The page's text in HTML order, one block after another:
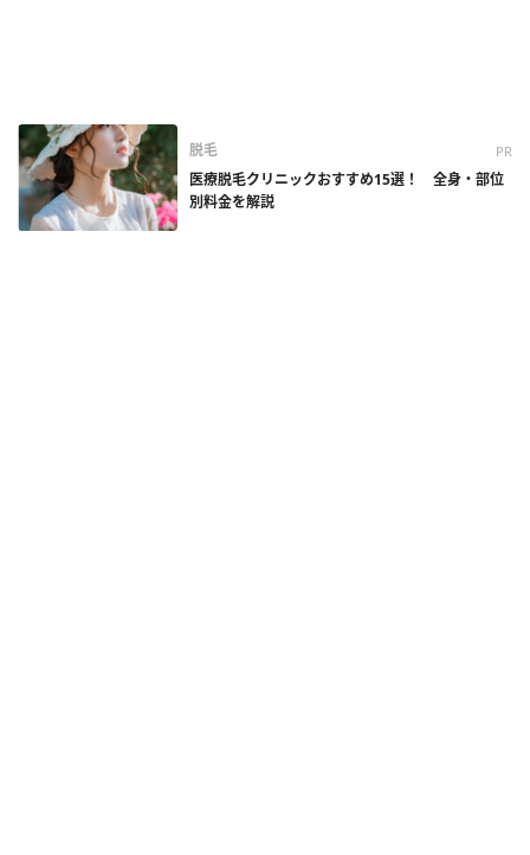
脱毛 PR
医療脱毛クリニックおすすめ15選！ 全身・部位
別料金を解説